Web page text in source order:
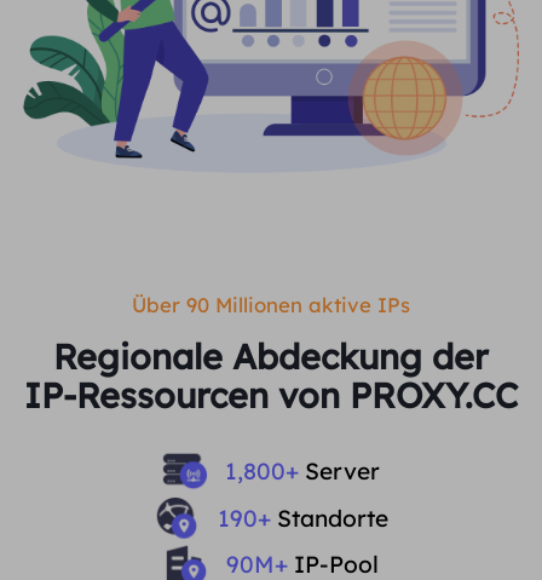
Über 90 Millionen aktive IPs
Regionale Abdeckung der
IP-Ressourcen von PROXY.CC
1,800+ Server
190+ Standorte
90M+ IP-Pool